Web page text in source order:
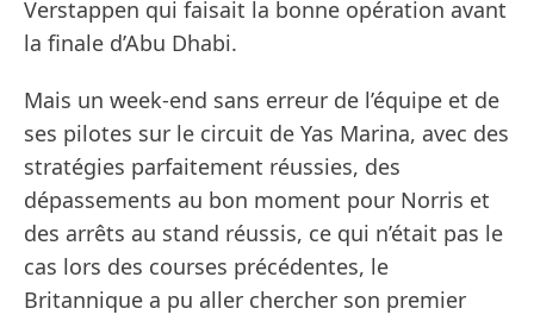
Verstappen qui faisait la bonne opération avant
la finale d’Abu Dhabi.
Mais un week-end sans erreur de l’équipe et de
ses pilotes sur le circuit de Yas Marina, avec des
stratégies parfaitement réussies, des
dépassements au bon moment pour Norris et
des arrêts au stand réussis, ce qui n’était pas le
cas lors des courses précédentes, le
Britannique a pu aller chercher son premier